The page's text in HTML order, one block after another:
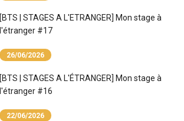
[BTS | STAGES A L'ETRANGER] Mon stage à
l'étranger #17
26/06/2026
[BTS | STAGES A L'ÉTRANGER] Mon stage à
l'étranger #16
22/06/2026